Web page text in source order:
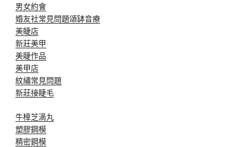
男女約會
婚友社常見問題頌缽音療
美睫店
新莊美甲
美睫作品
美甲店
紋繡常見問題
新莊接睫毛
牛樟芝滴丸
塑膠鋼模
精密鋼模